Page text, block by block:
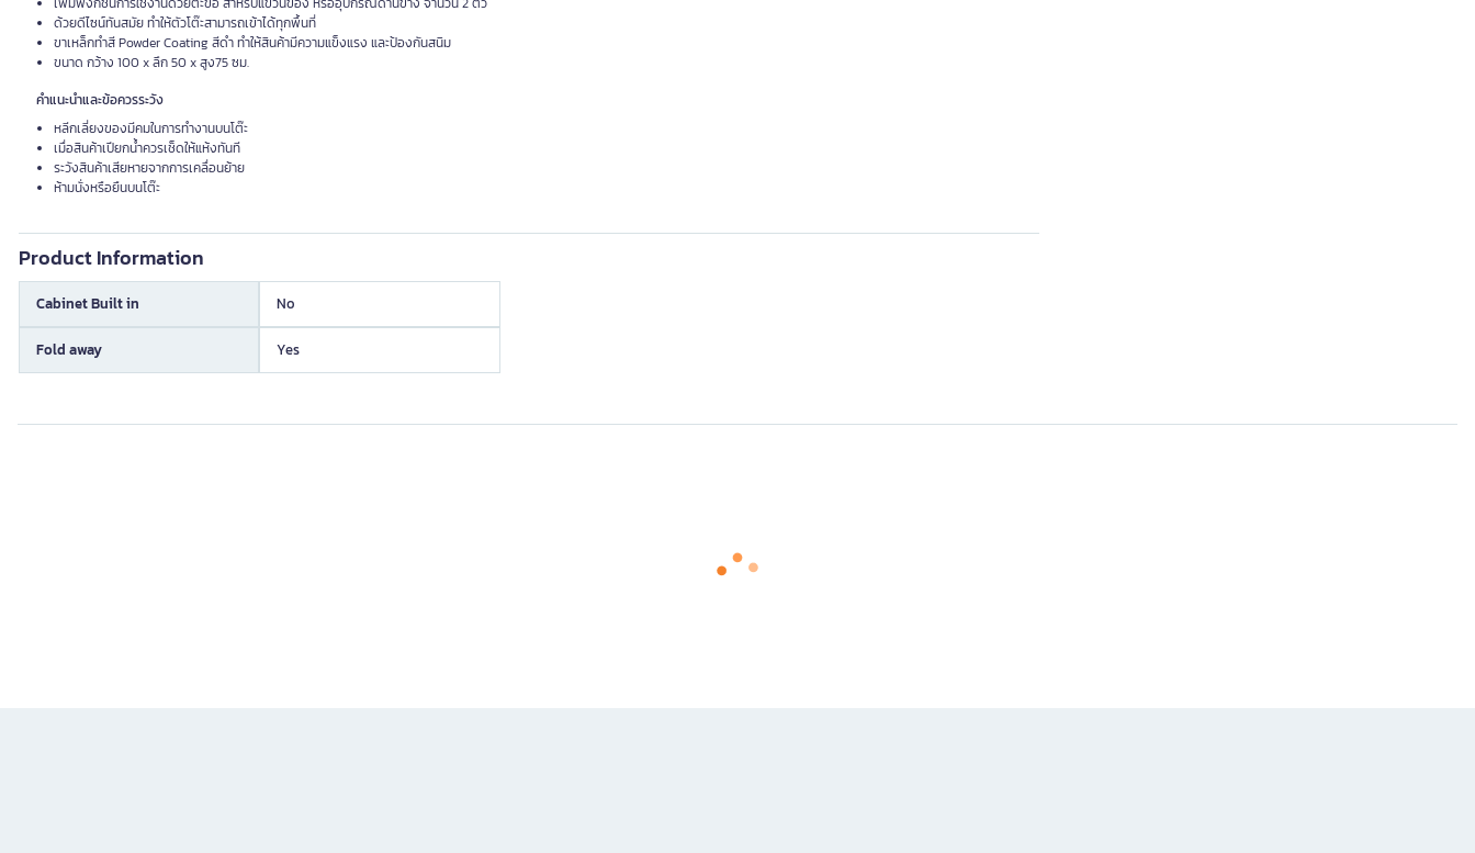
ด้วยดีไซน์ทันสมัย ทำให้ตัวโต๊ะสามารถเข้าได้ทุกพื้นที่
ขาเหล็กทำสี Powder Coating สีดำ ทำให้สินค้ามีความแข็งแรง และป้องกันสนิม
ขนาด กว้าง 100 x ลึก 50 x สูง75 ซม.
คำแนะนำและข้อควรระวัง
หลีกเลี่ยงของมีคมในการทำงานบนโต๊ะ
เมื่อสินค้าเปียกน้ำควรเช็ดให้แห้งทันที
ระวังสินค้าเสียหายจากการเคลื่อนย้าย
ห้ามนั่งหรือยืนบนโต๊ะ
Product Information
Cabinet Built in No
Fold away Yes